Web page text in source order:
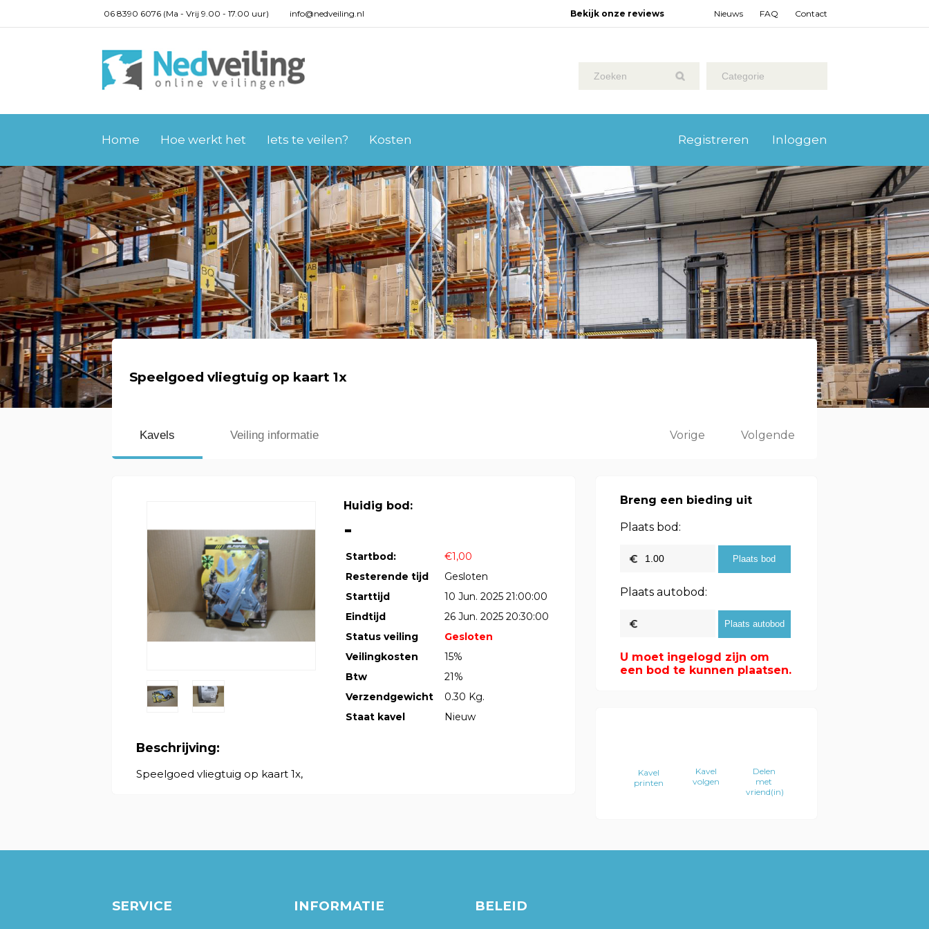
06 8390 6076 (Ma - Vrij 9.00 - 17.00 uur) info@nedveiling.nl Contact
FAQ
Nieuws
Bekijk onze reviews
Categorie
Home Hoe werkt het Iets te veilen? Kosten Inloggen
Registreren
Speelgoed vliegtuig op kaart 1x
Kavels Veiling informatie Vorige Volgende
Huidig bod:
-
Startbod:
€1,00
Resterende tijd
Gesloten
Starttijd
10 Jun. 2025 21:00:00
Eindtijd
26 Jun. 2025 20:30:00
Status veiling
Gesloten
Veilingkosten
15%
Btw
21%
Verzendgewicht
0.30 Kg.
Staat kavel
Nieuw
Beschrijving:
Speelgoed vliegtuig op kaart 1x,
Breng een bieding uit
Plaats bod:
Plaats autobod:
U moet ingelogd zijn om
een bod te kunnen plaatsen.
Kavel
printen
Kavel
volgen
Delen
met
vriend(in)
SERVICE INFORMATIE BELEID